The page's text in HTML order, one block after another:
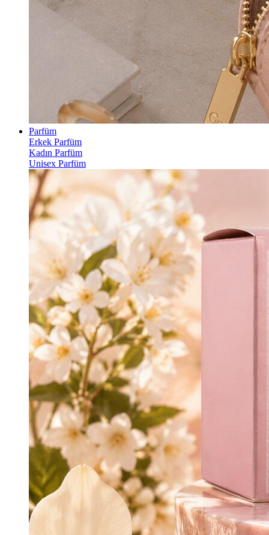
Parfüm
Erkek Parfüm
Kadın Parfüm
Unisex Parfüm